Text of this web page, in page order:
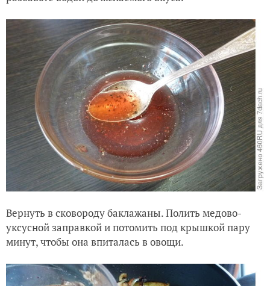
Вернуть в сковороду баклажаны. Полить медово-
уксусной заправкой и потомить под крышкой пару
минут, чтобы она впиталась в овощи.